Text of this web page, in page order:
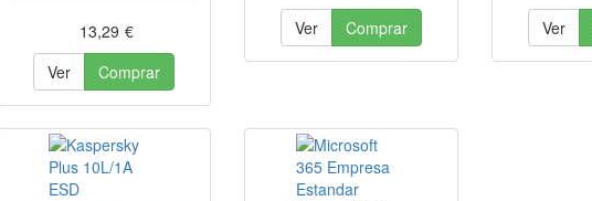
13,29 €
Ver
Comprar
Ver
Comprar
Ver